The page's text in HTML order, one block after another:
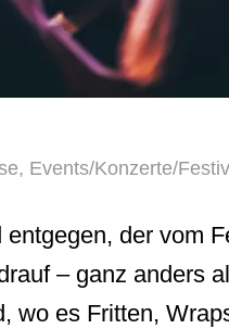
, Events/Konzerte/
der vom
– ganz anders
wo es Fritten,